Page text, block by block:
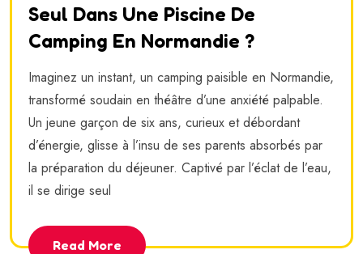
Seul Dans Une Piscine De
Camping En Normandie ?
Imaginez un instant, un camping paisible en Normandie,
transformé soudain en théâtre d’une anxiété palpable.
Un jeune garçon de six ans, curieux et débordant
d’énergie, glisse à l’insu de ses parents absorbés par
la préparation du déjeuner. Captivé par l’éclat de l’eau,
il se dirige seul
Read More